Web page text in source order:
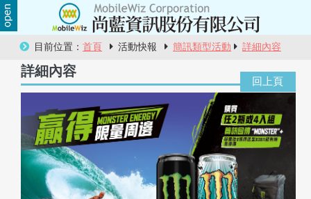
目前位置： 首頁 活動快報 簡訊類型活動 詳細內容
詳細內容